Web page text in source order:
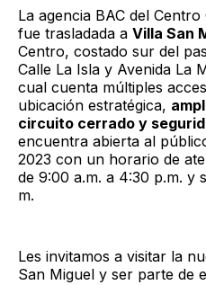
La agencia BAC del
fue trasladada a Villa San
Centro, costado sur del
Calle La Isla y Avenida La
cual cuenta múltiples
ubicación estratégica,
circuito cerrado y
encuentra abierta al
2023 con un horario de
de 9:00 a.m. a 4:30 p.m. y
m.
Les invitamos a visitar la
San Miguel y ser parte de